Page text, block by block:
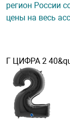
регион России
цены на весь
Г ЦИФРА 2